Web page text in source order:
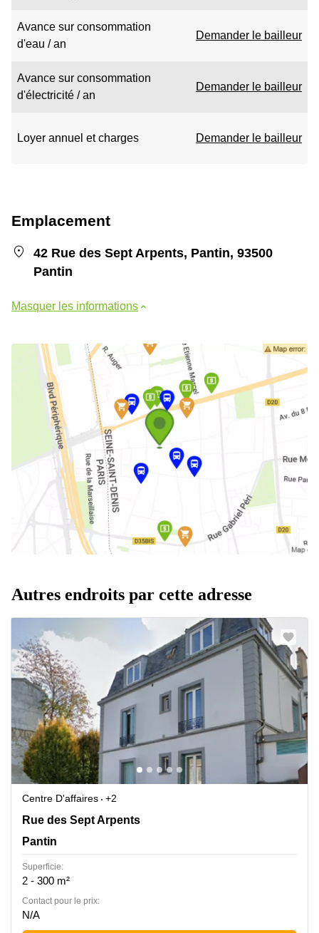
Avance sur consommation
d'eau / an
Demander le bailleur
Avance sur consommation
d'électricité / an
Demander le bailleur
Loyer annuel et charges Demander le bailleur
Emplacement
42 Rue des Sept Arpents, Pantin, 93500
Pantin
Masquer les informations
Autres endroits par cette adresse
Centre D'affaires
+2
42 Rue des Sept Arpents, Pantin, Pantin
Rue des Sept Arpents
Pantin
Superficie:
2 - 300 m²
Contact pour le prix:
N/A